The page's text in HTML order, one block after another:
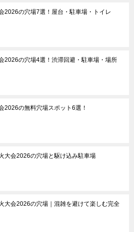
2026の穴場7選！屋台・駐車場・トイレ
2026の穴場4選！渋滞回避・駐車場・場所
2026の無料穴場スポット6選！
大会2026の穴場と駆け込み駐車場
大会2026の穴場｜混雑を避けて楽しむ完全